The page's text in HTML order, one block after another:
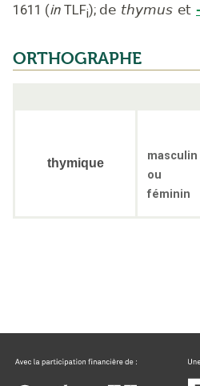
1611 (in TLFi); de thymus et
ORTHOGRAPHE
thymique
masculin
ou
féminin